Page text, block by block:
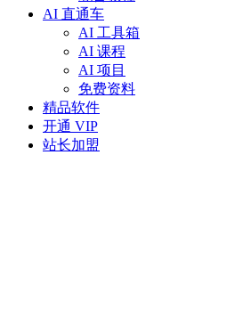
AI 直通车
AI 工具箱
AI 课程
AI 项目
免费资料
精品软件
开通 VIP
站长加盟